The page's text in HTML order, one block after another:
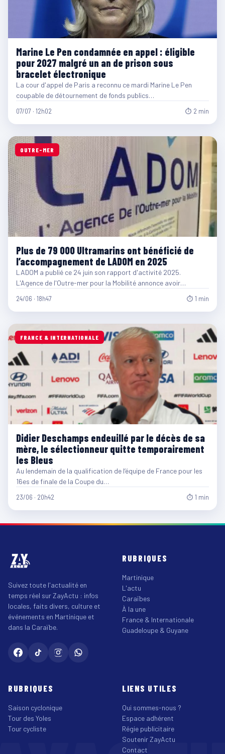
Marine Le Pen condamnée en appel : éligible
pour 2027 malgré un an de prison sous
bracelet électronique
La cour d'appel de Paris a reconnu ce mardi Marine Le Pen
coupable de détournement de fonds publics…
07/07 · 12h02 ⏱ 2 min
OUTRE-MER
Plus de 79 000 Ultramarins ont bénéficié de
l’accompagnement de LADOM en 2025
LADOM a publié ce 24 juin son rapport d'activité 2025.
L'Agence de l'Outre-mer pour la Mobilité annonce avoir…
24/06 · 18h47 ⏱ 1 min
FRANCE & INTERNATIONALE
Didier Deschamps endeuillé par le décès de sa
mère, le sélectionneur quitte temporairement
les Bleus
Au lendemain de la qualification de l’équipe de France pour les
16es de finale de la Coupe du…
23/06 · 20h42 ⏱ 1 min
Suivez toute l'actualité en
temps réel sur ZayActu : infos
locales, faits divers, culture et
événements en Martinique et
dans la Caraïbe.
RUBRIQUES
Martinique
L'actu
Caraïbes
À la une
France & Internationale
Guadeloupe & Guyane
RUBRIQUES
Saison cyclonique
Tour des Yoles
Tour cycliste
LIENS UTILES
Qui sommes-nous ?
Espace adhérent
Régie publicitaire
Soutenir ZayActu
Contact